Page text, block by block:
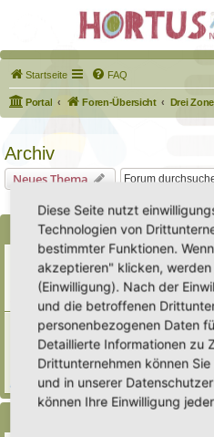
Startseite FAQ
Portal Foren-Übersicht Drei
Archiv
Neues Thema
Erweiterung der Kriterien
Letzter Beitrag vonHeike Ehrle«Di
Verfasst inAnkündigungen &
Antworten:3
[Bitte lesen] Wie
Gartenprojekte
Verfasst inEingetragener Hortus -
Antworten:1
Diese Seite nutzt
Technologien von
bestimmter Funktionen.
akzeptieren" klicken,
(Einwilligung). Nach der
und die betroffenen
personenbezogenen Daten
Detaillierte Informationen zu
Drittunternehmen können
und in unserer
können Ihre Einwilligung